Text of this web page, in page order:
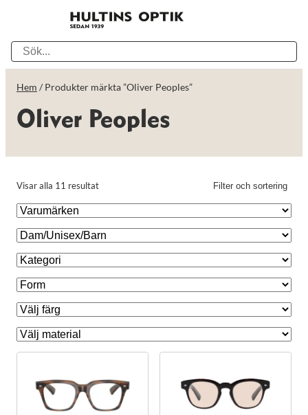
Hem / Produkter märkta ”Oliver Peoples”
Oliver Peoples
Filter och sortering
Visar alla 11 resultat